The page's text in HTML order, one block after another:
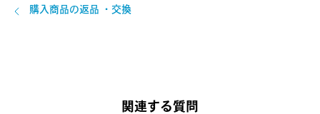
購入商品の返品 ・交換
関連する質問